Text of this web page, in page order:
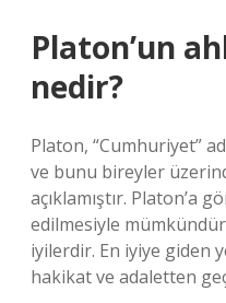
Platon’un
nedir?
Platon, “Cumhuriyet”
ve bunu bireyler
açıklamıştır. Platon’a
edilmesiyle
iyilerdir. En iyiye giden
hakikat ve adaletten